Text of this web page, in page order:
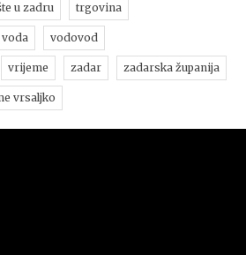
u zadru trgovina
voda vodovod
vrijeme zadar zadarska županija
vrsaljko